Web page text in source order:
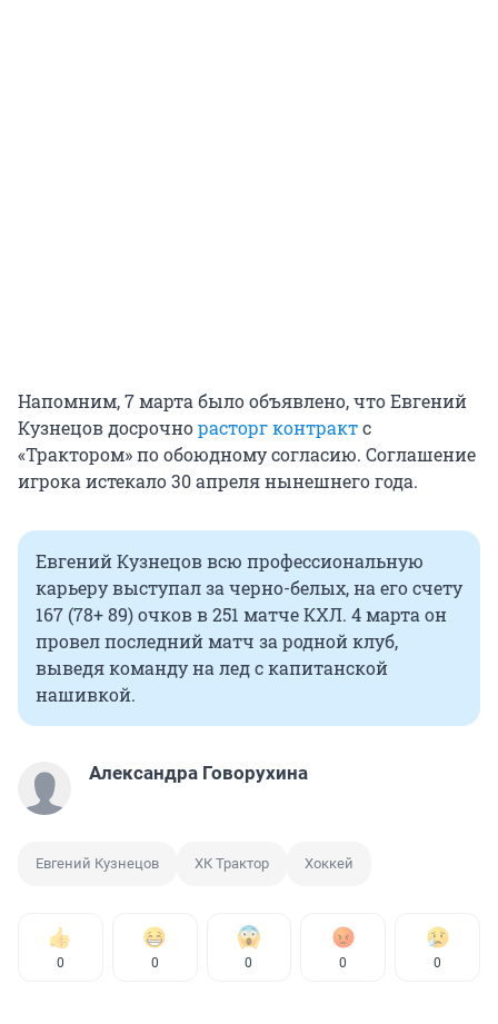
Напомним, 7 марта было объявлено, что Евгений
Кузнецов досрочнорасторг контрактс
«Трактором» по обоюдному согласию. Соглашение
игрока истекало 30 апреля нынешнего года.
Евгений Кузнецов всю профессиональную
карьеру выступал за черно-белых, на его счету
167 (78+ 89) очков в 251 матче КХЛ. 4 марта он
провел последний матч за родной клуб,
выведя команду на лед с капитанской
нашивкой.
Александра Говорухина
Евгений Кузнецов ХК Трактор Хоккей
0 0 0 0 0